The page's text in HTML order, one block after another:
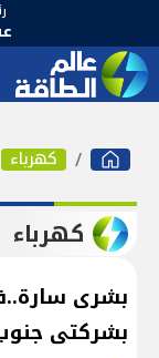
كهرباء
كهرباء
بشرى
بشركتى